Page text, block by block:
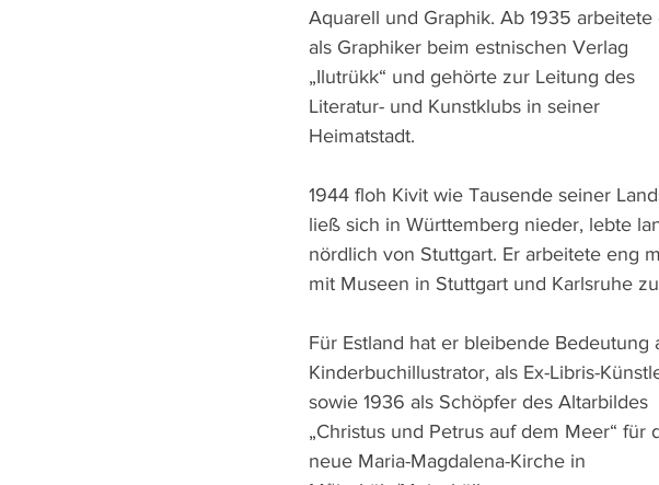
Aquarell und Graphik. Ab 1935 arbeitete
als Graphiker beim estnischen Verlag
„Ilutrükk“ und gehörte zur Leitung des
Literatur- und Kunstklubs in seiner
Heimatstadt.
1944 floh Kivit wie Tausende seiner
ließ sich in Württemberg nieder, lebte
nördlich von Stuttgart. Er arbeitete eng
mit Museen in Stuttgart und Karlsruhe
Für Estland hat er bleibende Bedeutung
Kinderbuchillustrator, als Ex-Libris-
sowie 1936 als Schöpfer des Altarbildes
„Christus und Petrus auf dem Meer“ für
neue Maria-Magdalena-Kirche in